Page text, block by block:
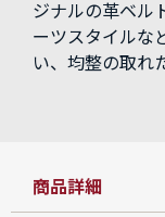
ジナルの革ベル
ーツスタイルな
い、均整の取れ
商品詳細